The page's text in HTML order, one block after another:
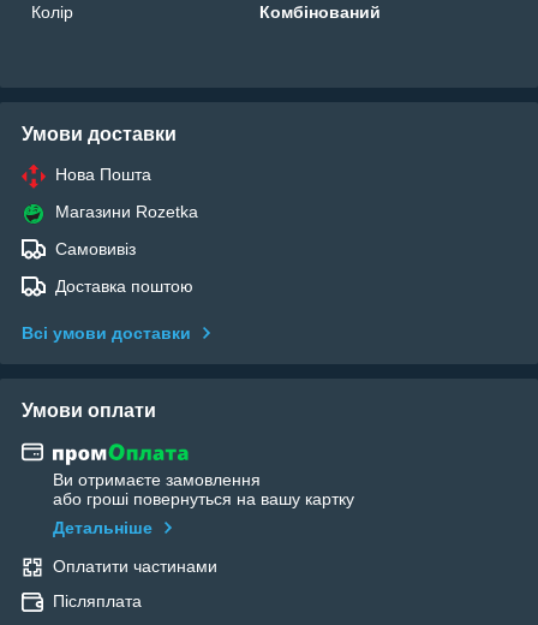
Колір
Комбінований
Умови доставки
Нова Пошта
Магазини Rozetka
Самовивіз
Доставка поштою
Всі умови доставки
Умови оплати
Ви отримаєте замовлення
або гроші повернуться на вашу картку
Детальніше
Оплатити частинами
Післяплата